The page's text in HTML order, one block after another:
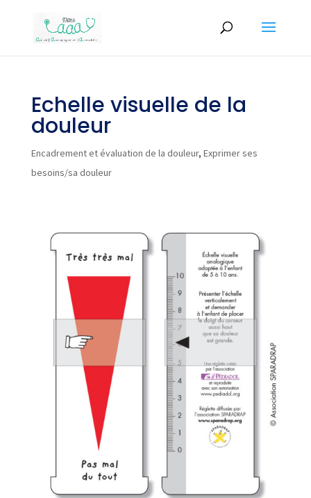
Echelle visuelle de la
douleur
Encadrement et évaluation de la douleur, Exprimer ses
besoins/sa douleur